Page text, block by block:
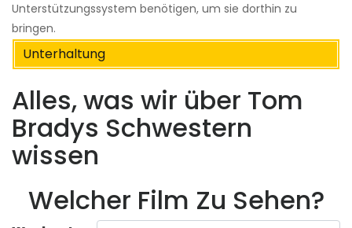
Unterstützungssystem benötigen, um sie dorthin zu
bringen.
Unterhaltung
Alles, was wir über Tom
Bradys Schwestern
wissen
Welcher Film Zu Sehen?